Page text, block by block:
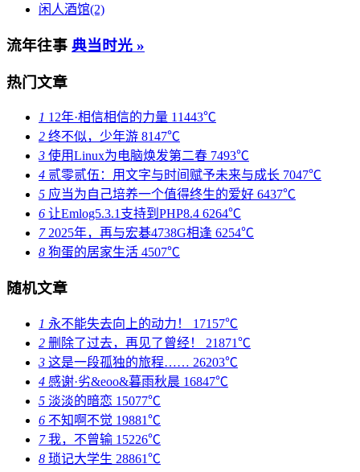
闲人酒馆(2)
流年往事 典当时光 »
热门文章
1 12年·相信相信的力量 11443℃
2 终不似，少年游 8147℃
3 使用Linux为电脑焕发第二春 7493℃
4 贰零贰伍：用文字与时间赋予未来与成长 7047℃
5 应当为自己培养一个值得终生的爱好 6437℃
6 让Emlog5.3.1支持到PHP8.4 6264℃
72025年，再与宏碁4738G相逢 6254℃
8 狗蛋的居家生活 4507℃
随机文章
1 永不能失去向上的动力！ 17157℃
2 删除了过去，再见了曾经！ 21871℃
3 这是一段孤独的旅程…… 26203℃
4 感谢·劣&eoo&暮雨秋晨 16847℃
5 淡淡的暗恋 15077℃
6 不知啊不觉 19881℃
7我，不曾输 15226℃
8 琐记大学生 28861℃